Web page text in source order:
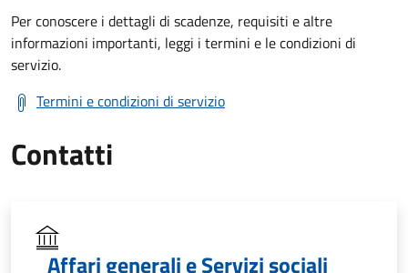
Per conoscere i dettagli di scadenze, requisiti e altre
informazioni importanti, leggi i termini e le condizioni di
servizio.
Termini e condizioni di servizio
Contatti
Affari generali e Servizi sociali